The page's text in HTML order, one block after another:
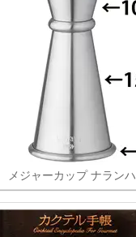
メジャーカップ ナランハ